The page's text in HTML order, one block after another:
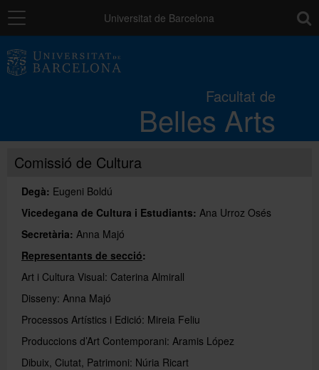
Navegació Universitat de Barcelona
Facultat de
Belles Arts
Estudis
Recerca
Internacional
Serveis
Directori
Comissió de Cultura
Degà: Eugeni Boldú
Vicedegana de Cultura i Estudiants: Ana Urroz Osés
Secretària: Anna Majó
Representants de secció:
Art i Cultura Visual: Caterina Almirall
Disseny: Anna Majó
Processos Artístics i Edició: Mireia Feliu
Produccions d’Art Contemporani: Aramis López
Dibuix, Ciutat, Patrimoni: Núria Ricart